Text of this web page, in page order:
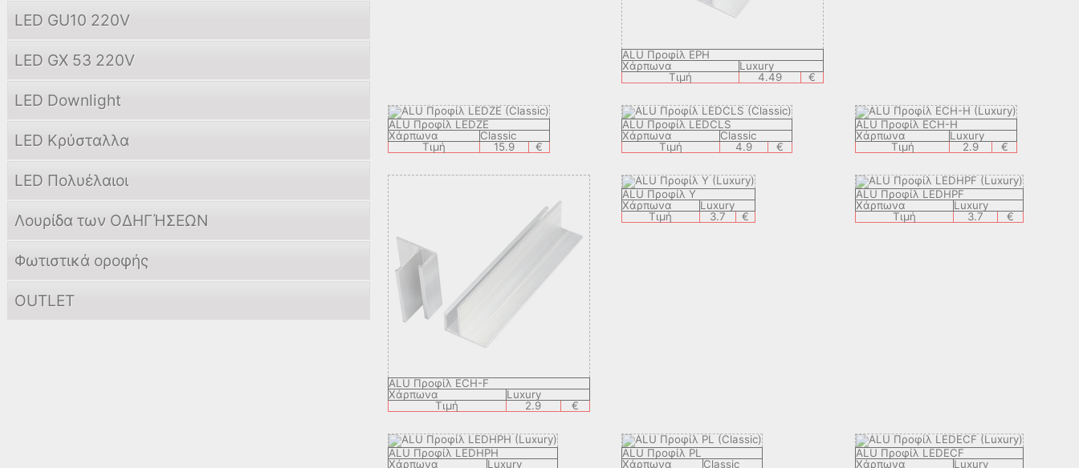
LED GU10 220V
LED GX 53 220V
LED Downlight
LED Κρύσταλλα
LED Πολυέλαιοι
Λουρίδα των ΟΔΗΓΉΣΕΩΝ
Φωτιστικά οροφής
OUTLET
ALU Προφίλ EPH
Χάρπωνα
Luxury
Τιμή
4.49 €
ALU Προφίλ LEDZE
Χάρπωνα
Classic
Τιμή
15.9 €
ALU Προφίλ LEDCLS
Χάρπωνα
Classic
Τιμή
4.9 €
ALU Προφίλ ECH-H
Χάρπωνα
Luxury
Τιμή
2.9 €
ALU Προφίλ ECH-F
Χάρπωνα
Luxury
Τιμή
2.9 €
ALU Προφίλ Y
Χάρπωνα
Luxury
Τιμή
3.7 €
ALU Προφίλ LEDHPF
Χάρπωνα
Luxury
Τιμή
3.7 €
ALU Προφίλ LEDHPH
Χάρπωνα
Luxury
ALU Προφίλ PL
Χάρπωνα
Classic
ALU Προφίλ LEDECF
Χάρπωνα
Luxury